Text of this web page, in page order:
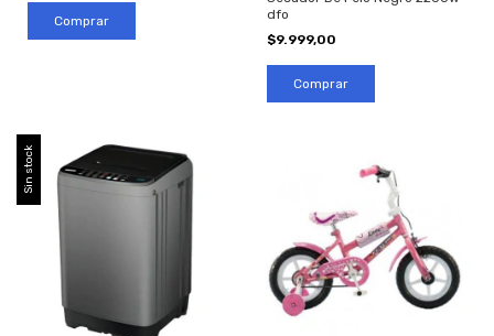
dfo
$9.999,00
Sin stock